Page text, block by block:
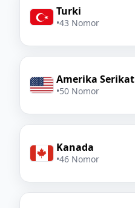
Turki
•43 Nomor
Amerika Serikat
•50 Nomor
Kanada
•46 Nomor